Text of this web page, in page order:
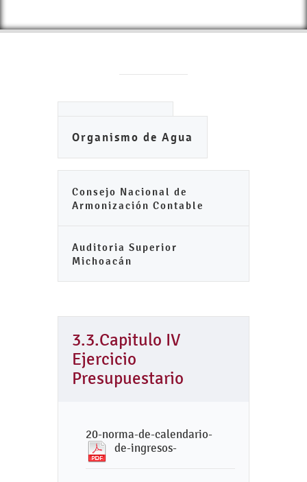
Organismo de Agua
Consejo Nacional de
Armonización Contable
Auditoria Superior
Michoacán
3.3.Capitulo IV
Ejercicio
Presupuestario
20-norma-de-calendario-
de-ingresos-